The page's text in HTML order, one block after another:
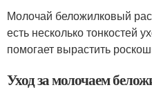
Молочай беложилковый
есть несколько тонкостей
помогает вырастить
Уход за молочаем